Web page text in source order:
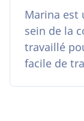
Marina est
sein de la
travaillé
facile de